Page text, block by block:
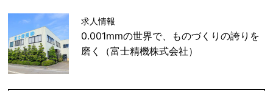
求人情報
0.001mmの世界で、ものづくりの誇りを
磨く（富士精機株式会社）